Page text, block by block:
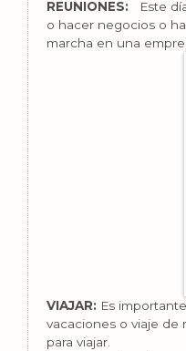
REUNIONES: Este
o hacer negocios o
marcha en una
VIAJAR: Es
vacaciones o viaje de
para viajar.